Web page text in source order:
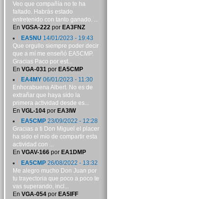
Veo que compañía no te ha
faltado. Habrás estado
entretenido con tanto ganado. ...
En VGSA-222por EA3FNZ
EA5NU 14/01/2023 - 19:43
Que orgullo siempre poder decir
que a mí me enseñó EA5CMP.
Gracias Paco por est...
En VGA-031 por EA5CMP
EA4MY06/01/2023 - 11:30
Enhorabuena Albert. No es de
extrañar que haya sido la
primera actividad desde es...
En VGL-104por EA3IW
EA5CMP23/09/2022 - 12:28
Gracias a ti Don Miguel el placer
ha sido el mío de compartir esta
actividad con ...
En VGAV-166por EA1DMP
EA5CMP26/08/2022 - 13:32
Me alegro mucho Don Juan por
tu trayectoria que poco a poco te
vas superando, incl...
En VGA-054por EA5IFF